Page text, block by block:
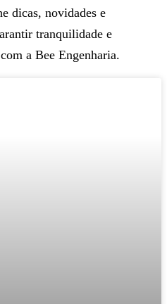
dicas, novidades e
tranquilidade e
a Bee Engenharia.